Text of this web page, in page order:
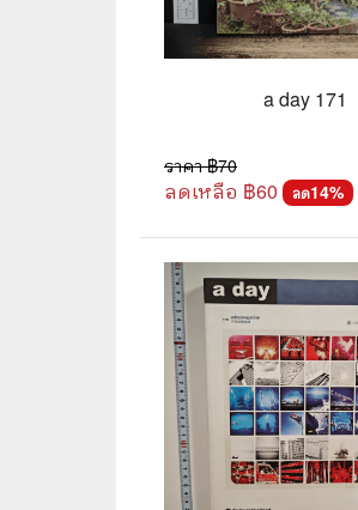
a day 171
ราคา ฿70
ลดเหลือ ฿60 ลด14%
🏰 วรรณกรรมเยาวชน
🌟 นิยายไลท์โนเวล
🏮 นิยายจีน
🌞 นิยายแจ่มใส
❤️ รัก โรแมนติก
❤️‍🔥❤️‍🔥 นิยายรัก ราคาถูกสุด
💀 ผี สยองขวัญ ระทึกขวัญ